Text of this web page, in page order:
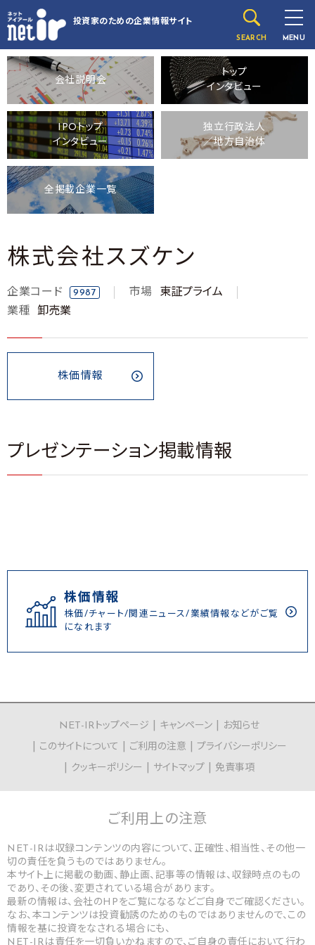
投資家のための企業情報サイト
SEARCH MENU
会社説明会
トップ
インタビュー
IPOトップ
インタビュー
独立行政法人
／地方自治体
全掲載企業一覧
株式会社スズケン
企業コード 9987 市場
東証プライム
業種
卸売業
株価情報
プレゼンテーション掲載情報
株価情報
株価/チャート/関連ニュース/業績情報などがご覧
になれます
NET-IRトップページ キャンペーン
お知らせ
このサイトについて
ご利用の注意
プライバシーポリシー
クッキーポリシー
サイトマップ 免責事項
ご利用上の注意
NET-IRは収録コンテンツの内容について、正確性、相当性、その他一
切の責任を負うものではありません。
本サイト上に掲載の動画、静止画、記事等の情報は、収録時点のもの
であり、その後、変更されている場合があります。
最新の情報は、会社のHPをご覧になるなどご自身でご確認ください。
なお、本コンテンツは投資勧誘のためのものではありませんので、この
情報を基に投資をなされる場合にも、
NET-IRは責任を一切負いかねますので、ご自身の責任において行わ